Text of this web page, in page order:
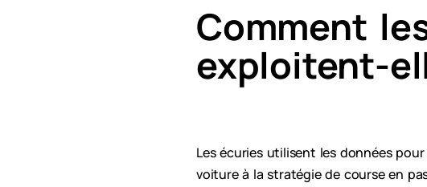
Comment
exploitent-
Les écuries utilisent les données
voiture à la stratégie de course en